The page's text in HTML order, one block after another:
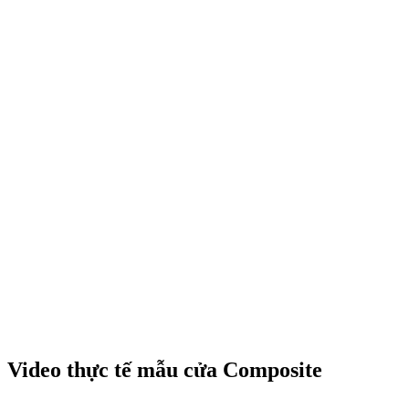
Video thực tế mẫu cửa Composite